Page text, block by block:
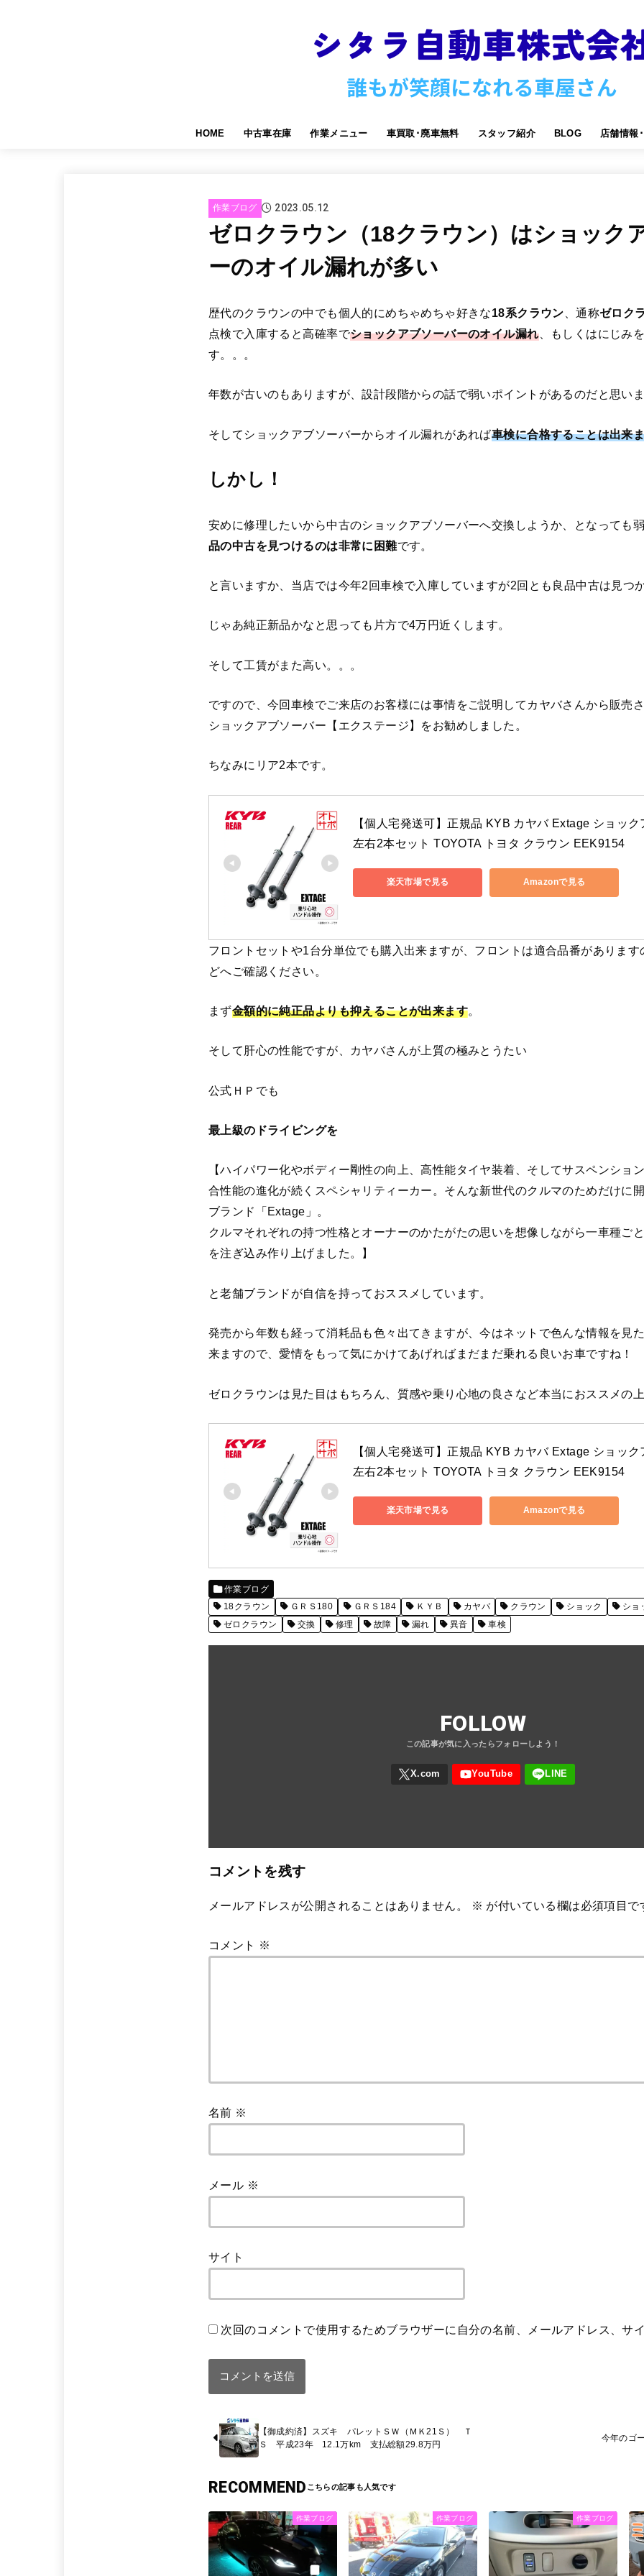
HOME 中古車在庫 作業メニュー 車買取･廃車無料 スタッフ紹介 BLOG 店舗情報
作業ブログ 2023.05.12
ゼロクラウン（18クラウン）はショック
ーのオイル漏れが多い
歴代のクラウンの中でも個人的にめちゃめちゃ好きな18系クラウン 、通称ゼロク
点検で入庫すると高確率でショックアブソーバーのオイル漏れ、もしくはにじみ
す。。。
年数が古いのもありますが、設計段階からの話で弱いポイントがあるのだと思い
そしてショックアブソーバーからオイル漏れがあれば車検に合格することは出来
しかし！
安めに修理したいから中古のショックアブソーバーへ交換しようか、となっても
品の中古を見つけるのは非常に困難です。
と言いますか、当店では今年2回車検で入庫していますが2回とも良品中古は見つ
じゃあ純正新品かなと思っても片方で4万円近くします。
そして工賃がまた高い。。。
ですので、今回車検でご来店のお客様には事情をご説明してカヤバさんから販売
ショックアブソーバー【エクステージ】をお勧めしました。
ちなみにリア2本です。
【個人宅発送可】正規品 KYB カヤバ Extage ショッ
左右2本セット TOYOTA トヨタ クラウン EEK9154
楽天市場で見る Amazonで見る
フロントセットや1台分単位でも購入出来ますが、フロントは適合品番がありま
どへご確認ください。
まず金額的に純正品よりも抑えることが出来ます。
そして肝心の性能ですが、カヤバさんが上質の極みとうたい
公式ＨＰでも
最上級のドライビングを
【ハイパワー化やボディー剛性の向上、高性能タイヤ装着、そしてサスペンショ
合性能の進化が続くスペシャリティーカー。そんな新世代のクルマのためだけに
ブランド「Extage」。
クルマそれぞれの持つ性格とオーナーのかたがたの思いを想像しながら一車種ご
を注ぎ込み作り上げました。】
と老舗ブランドが自信を持っておススメしています。
発売から年数も経って消耗品も色々出てきますが、今はネットで色んな情報を見
来ますので、愛情をもって気にかけてあげればまだまだ乗れる良いお車ですね！
ゼロクラウンは見た目はもちろん、質感や乗り心地の良さなど本当におススメの
【個人宅発送可】正規品 KYB カヤバ Extage ショッ
左右2本セット TOYOTA トヨタ クラウン EEK9154
楽天市場で見る Amazonで見る
作業ブログ
18クラウン
ＧＲＳ180 ＧＲＳ184 ＫＹＢ カヤバ クラウン ショック
ショ
ゼロクラウン
交換 修理 故障 漏れ 異音 車検
FOLLOW
コメントを残す
メールアドレスが公開されることはありません。 ※ が付いている欄は必須項目で
コメント ※
名前 ※
メール ※
サイト
次回のコメントで使用するためブラウザーに自分の名前、メールアドレス、サ
【御成約済】スズキ パレットＳＷ（ＭＫ21Ｓ） Ｔ
Ｓ 平成23年 12.1万km 支払総額29.8万円
今年のゴ
RECOMMEND
作業ブログ 作業ブログ 作業ブログ